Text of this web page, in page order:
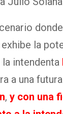
exhibe la
intendenta
a una
, y con una